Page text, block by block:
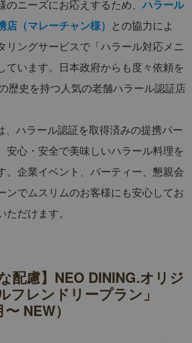
のニーズにお応えするため、ハラール
（マレーチャン様） との協力によ
リングサービスで「ハラール対応メニ
ています。日本政府からも度々依頼を
歴史を持つ人気の老舗ハラール認証店
ハラール認証を取得済みの提携パー
安心・安全で美味しいハラール料理を
。企業イベント、パーティー、懇親会
ンでムスリムのお客様にも安心してお
だけます。
配慮】NEO DINING.オリジ
フレンドリープラン」
NEW）